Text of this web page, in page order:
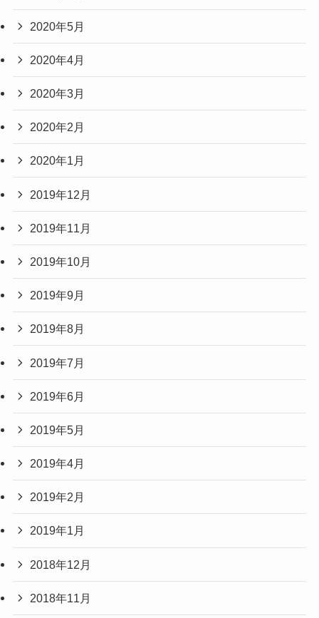
2020年5月
2020年4月
2020年3月
2020年2月
2020年1月
2019年12月
2019年11月
2019年10月
2019年9月
2019年8月
2019年7月
2019年6月
2019年5月
2019年4月
2019年2月
2019年1月
2018年12月
2018年11月